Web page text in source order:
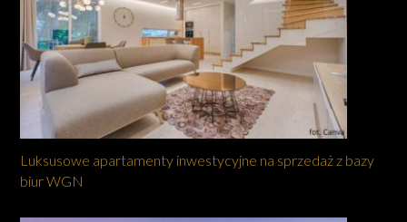
Luksusowe apartamenty inwestycyjne na sprzedaż z bazy
biur WGN